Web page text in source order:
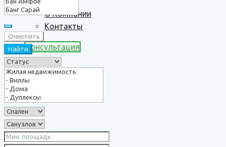
О Компании
Контакты
Консультация
Очистить
Найти